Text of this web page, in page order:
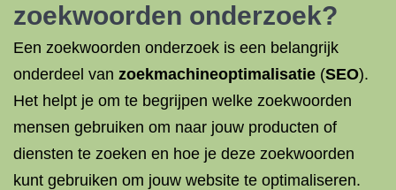
zoekwoorden onderzoek?
Een zoekwoorden onderzoek is een belangrijk
onderdeel van zoekmachineoptimalisatie (SEO).
Het helpt je om te begrijpen welke zoekwoorden
mensen gebruiken om naar jouw producten of
diensten te zoeken en hoe je deze zoekwoorden
kunt gebruiken om jouw website te optimaliseren.